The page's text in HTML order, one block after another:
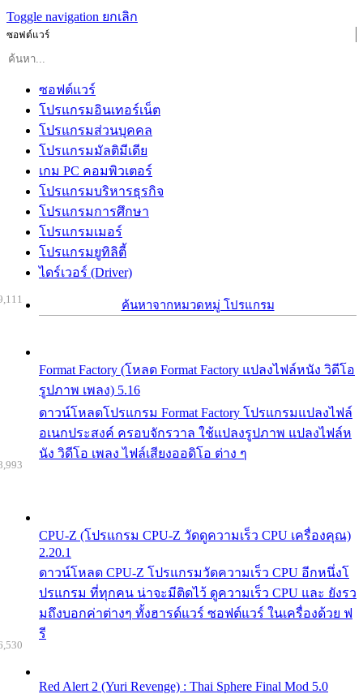
Toggle navigation ยกเลิก
ซอฟต์แวร์
ซอฟต์แวร์
โปรแกรมอินเทอร์เน็ต
โปรแกรมส่วนบุคคล
โปรแกรมมัลติมีเดีย
เกม PC คอมพิวเตอร์
โปรแกรมบริหารธุรกิจ
โปรแกรมการศึกษา
โปรแกรมเมอร์
โปรแกรมยูทิลิตี้
ไดร์เวอร์ (Driver)
ค้นหาจากหมวดหมู่ โปรแกรม
Format Factory (โหลด Format Factory แปลงไฟล์หนัง วิดีโอ
รูปภาพ เพลง) 5.16
ดาวน์โหลดโปรแกรม Format Factory โปรแกรมแปลงไฟล์
อเนกประสงค์ ครอบจักรวาล ใช้แปลงรูปภาพ แปลงไฟล์ห
นัง วิดีโอ เพลง ไฟล์เสียงออดิโอ ต่าง ๆ
CPU-Z (โปรแกรม CPU-Z วัดดูความเร็ว CPU เครื่องคุณ)
2.20.1
ดาวน์โหลด CPU-Z โปรแกรมวัดความเร็ว CPU อีกหนึ่งโ
ปรแกรม ที่ทุกคน น่าจะมีติดไว้ ดูความเร็ว CPU และ ยังรว
มถึงบอกค่าต่างๆ ทั้งฮารด์แวร์ ซอฟต์แวร์ ในเครื่องด้วย ฟ
รี
Red Alert 2 (Yuri Revenge) : Thai Sphere Final Mod 5.0